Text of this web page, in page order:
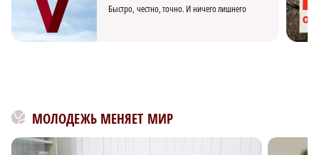
Быстро, честно, точно. И ничего лишнего
МОЛОДЕЖЬ МЕНЯЕТ МИР